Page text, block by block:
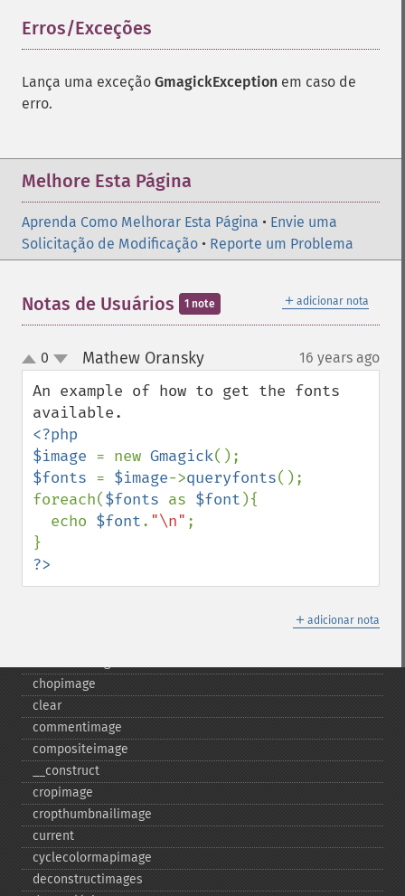
Erros/Exceções
Lança uma exceção GmagickException em caso de
erro.
Melhore Esta Página
Aprenda Como Melhorar Esta Página • Envie uma
Solicitação de Modificação • Reporte um Problema
＋ adicionar nota
Notas de Usuários 1 note
up
down
0 Mathew Oransky¶ 16 years ago
An example of how to get the fonts
<?php
$image = new Gmagick
$fonts = $image->queryfonts();
foreach($fonts as $font ){
  echo
$font. "\n" ;
?>
＋ adicionar nota
Gmagick
addimage
chopimage
clear
commentimage
compositeimage
_​_​construct
cropimage
cropthumbnailimage
current
cyclecolormapimage
deconstructimages